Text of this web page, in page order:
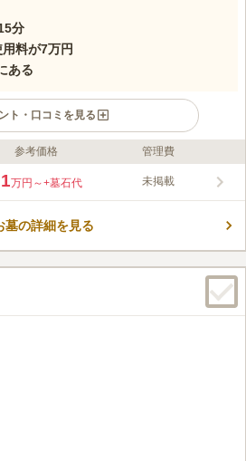
分
料が7万円
ある
ト・口コミを見る
生駒市にある公園墓地です。「生駒駅」北口
るとスムーズです。管理事務所に、供花・線
とができます。
れていません。
参考価格 管理費
万円～+墓石代 未掲載
墓の詳細を見る